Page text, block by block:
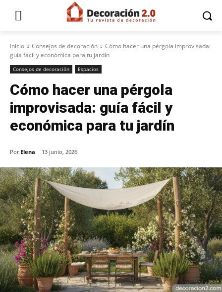
Inicio Consejos de decoración
Cómo hacer una pérgola improvisada:
guía fácil y económica para tu jardín
Consejos de decoración Espacios
Cómo hacer una pérgola
improvisada: guía fácil y
económica para tu jardín
Por Elena 13 junio, 2026